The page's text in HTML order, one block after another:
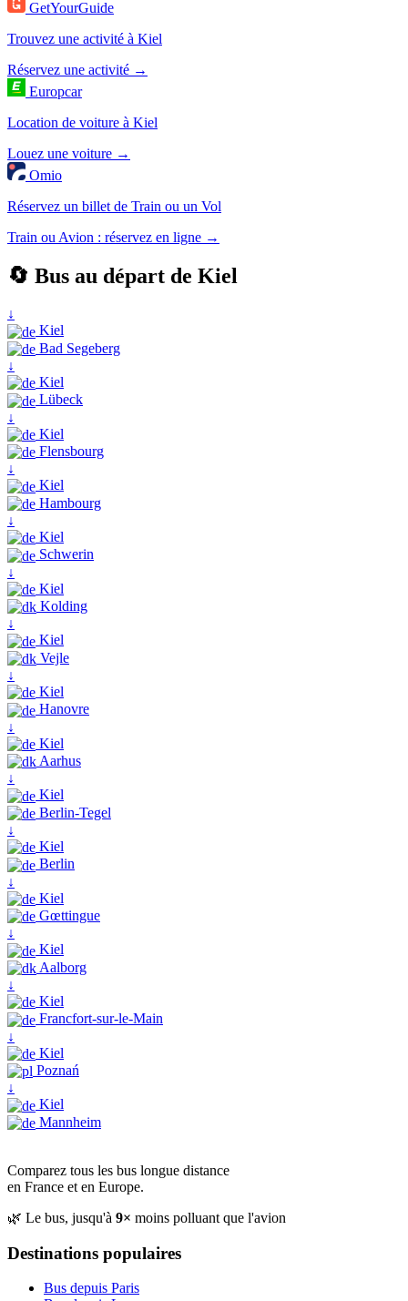
GetYourGuide
Trouvez une activité à Kiel
Réservez une activité →
Europcar
Location de voiture à Kiel
Louez une voiture →
Omio
Réservez un billet de Train ou un Vol
Train ou Avion : réservez en ligne →
🔄 Bus au départ de Kiel
↓
Kiel
Bad Segeberg
↓
Kiel
Lübeck
↓
Kiel
Flensbourg
↓
Kiel
Hambourg
↓
Kiel
Schwerin
↓
Kiel
Kolding
↓
Kiel
Vejle
↓
Kiel
Hanovre
↓
Kiel
Aarhus
↓
Kiel
Berlin-Tegel
↓
Kiel
Berlin
↓
Kiel
Gœttingue
↓
Kiel
Aalborg
↓
Kiel
Francfort-sur-le-Main
↓
Kiel
Poznań
↓
Kiel
Mannheim
Comparez tous les bus longue distance
en France et en Europe.
🌿 Le bus, jusqu'à 9× moins polluant que l'avion
Destinations populaires
Bus depuis Paris